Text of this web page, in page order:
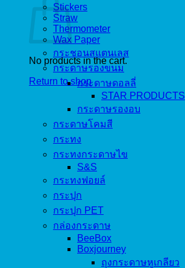
No products in the cart.
Return to shop
Stickers
Straw
Thermometer
Wax Paper
กระชอนสแตนเลส
กระดาษรองขนม
กระดาษดอลลี่
STAR PRODUCTS
กระดาษรองอบ
กระดาษโคมสี
กระทง
กระทงกระดาษไข
S&S
กระทงฟอยล์
กระปุก
กระปุก PET
กล่องกระดาษ
BeeBox
Boxjourney
ถุงกระดาษหูเกลียว